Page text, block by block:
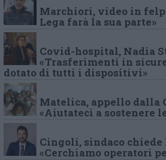
Marchiori, video in
Lega farà la sua parte»
Covid-hospital, Nadia
«Trasferimenti in
dotato di tutti i dispositivi»
Matelica, appello dalla
«Aiutateci a sostenere
Cingoli, sindaco
«Cerchiamo operatori